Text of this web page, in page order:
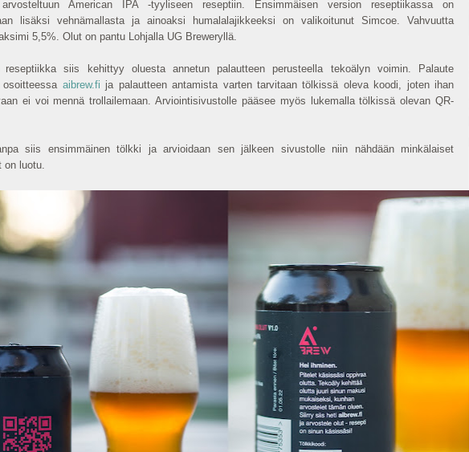
arvosteltuun American IPA -tyyliseen reseptiin. Ensimmäisen version reseptiikassa on
lisäksi vehnämallasta ja ainoaksi humalalajikkeeksi on valikoitunut Simcoe. Vahvuutta
5,5%. Olut on pantu Lohjalla UG Breweryllä.
reseptiikka siis kehittyy oluesta annetun palautteen perusteella tekoälyn voimin. Palaute
osoitteessa aibrew.fi ja palautteen antamista varten tarvitaan tölkissä oleva koodi, joten ihan
ei voi mennä trollailemaan. Arviointisivustolle pääsee myös lukemalla tölkissä olevan QR-
siis ensimmäinen tölkki ja arvioidaan sen jälkeen sivustolle niin nähdään minkälaiset
on luotu.